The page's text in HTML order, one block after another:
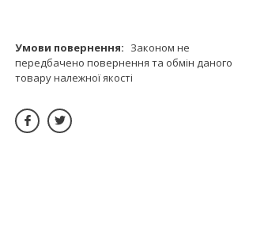
Законом не
передбачено повернення та обмін даного
товару належної якості